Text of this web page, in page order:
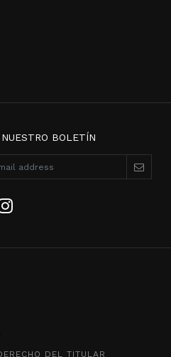
BOLETÍN
DEL TITULAR